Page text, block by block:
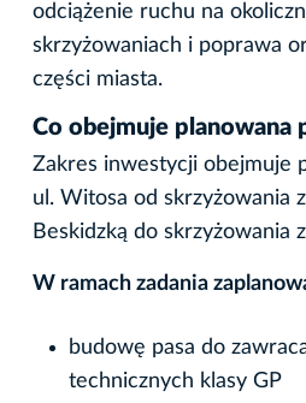
odciążenie ruchu na
skrzyżowaniach i poprawa
części miasta.
Co obejmuje planowana
Zakres inwestycji obejmuje
ul. Witosa od skrzyżowania
Beskidzką do skrzyżowania
W ramach zadania
budowę pasa do
technicznych klasy GP